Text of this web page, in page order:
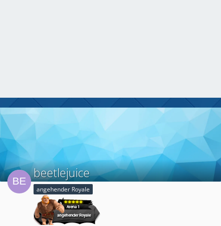
beetlejuice
angehender Royale